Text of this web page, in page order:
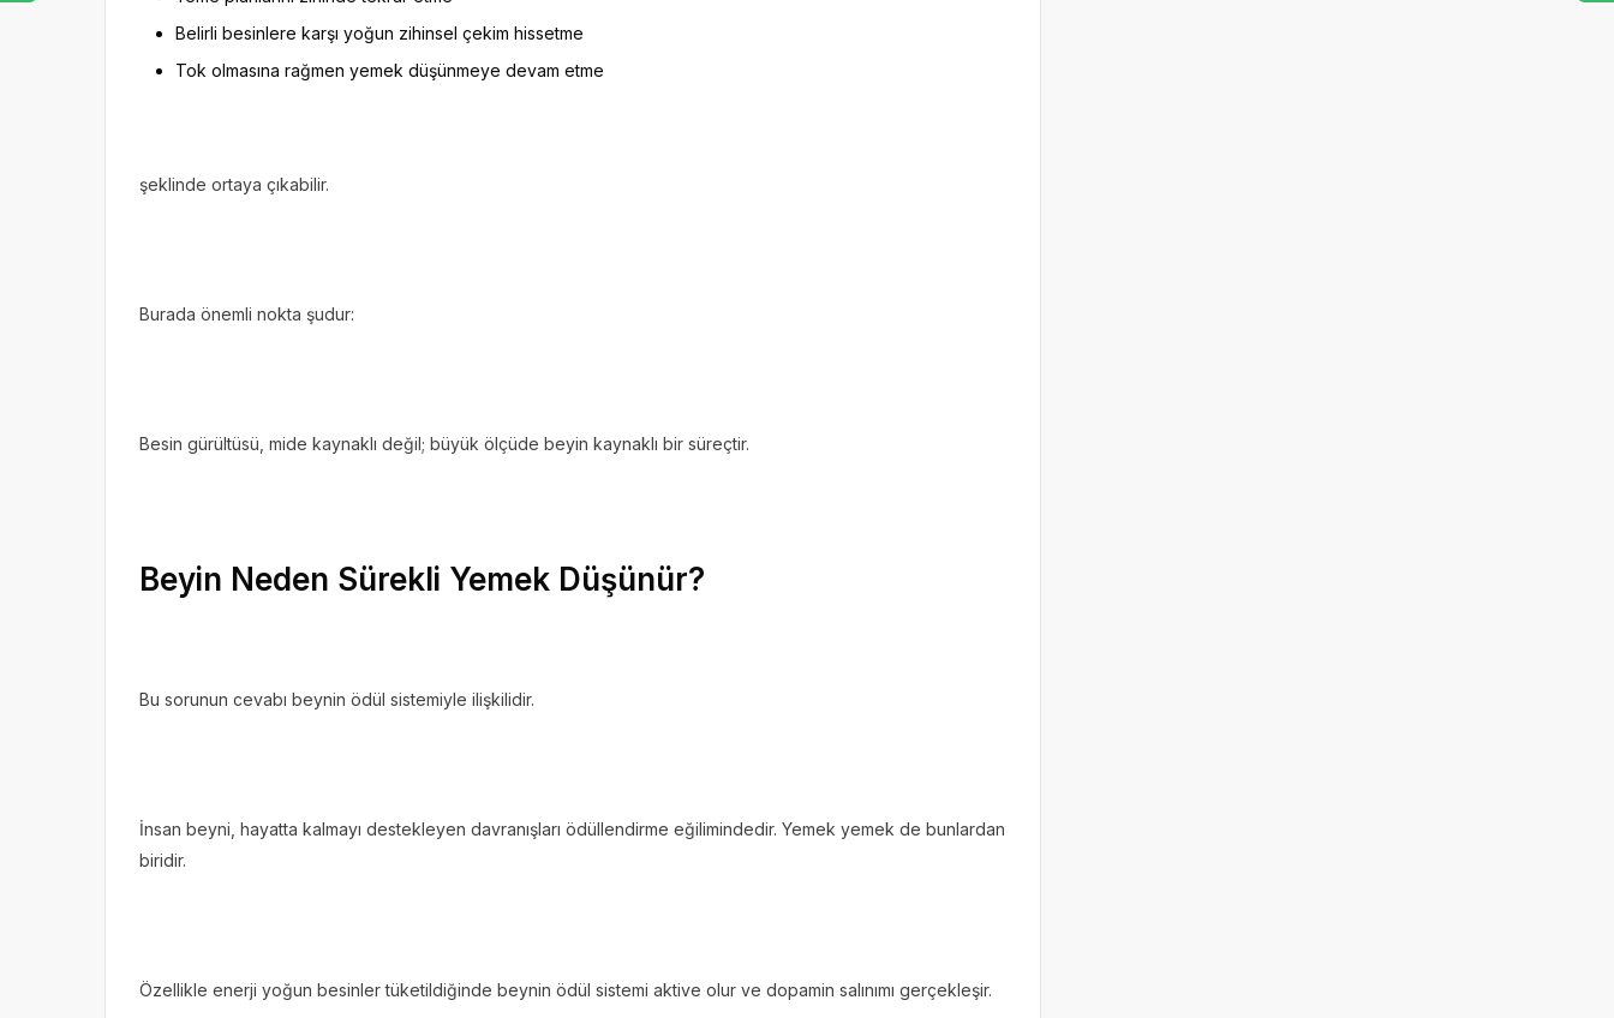
Belirli besinlere karşı yoğun zihinsel çekim hissetme
Tok olmasına rağmen yemek düşünmeye devam etme
şeklinde ortaya çıkabilir.
Burada önemli nokta şudur:
Besin gürültüsü, mide kaynaklı değil; büyük ölçüde beyin kaynaklı bir süreçtir.
Beyin Neden Sürekli Yemek Düşünür?
Bu sorunun cevabı beynin ödül sistemiyle ilişkilidir.
İnsan beyni, hayatta kalmayı destekleyen davranışları ödüllendirme eğilimindedir. Yemek yemek de bunlardan
biridir.
Özellikle enerji yoğun besinler tüketildiğinde beynin ödül sistemi aktive olur ve dopamin salınımı gerçekleşir.